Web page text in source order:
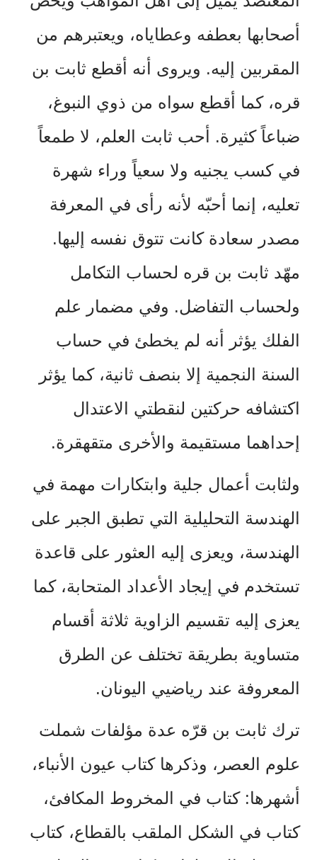
أصحابها بعطفه وعطاياه، ويعتبرهم من
المقربين إليه. ويروى أنه أقطع ثابت بن
قره، كما أقطع سواه من ذوي النبوغ،
ضباعاً كثيرة. أحب ثابت العلم، لا طمعاً
في كسب يجنيه ولا سعياً وراء شهرة
تعليه، إنما أحبّه لأنه رأى في المعرفة
مصدر سعادة كانت تتوق نفسه إليها.
مهّد ثابت بن قره لحساب التكامل
ولحساب التفاضل. وفي مضمار علم
الفلك يؤثر أنه لم يخطئ في حساب
السنة النجمية إلا بنصف ثانية، كما يؤثر
اكتشافه حركتين لنقطتي الاعتدال
إحداهما مستقيمة والأخرى متقهقرة.
ولثابت أعمال جلية وابتكارات مهمة في
الهندسة التحليلية التي تطبق الجبر على
الهندسة، ويعزى إليه العثور على قاعدة
تستخدم في إيجاد الأعداد المتحابة، كما
يعزى إليه تقسيم الزاوية ثلاثة أقسام
متساوية بطريقة تختلف عن الطرق
المعروفة عند رياضيي اليونان.
ترك ثابت بن قرّه عدة مؤلفات شملت
علوم
العصر، وذكرها كتاب عيون
الأنباء،
أشهرها:كتاب في المخروط
المكافئ،
كتاب في الشكل الملقب بالقطاع، كتاب